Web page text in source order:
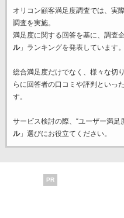
オリコン顧客満足度調査では、実
調査を実施。
満足度に関する回答を基に、調査
ル」ランキングを発表しています。
総合満足度だけでなく、様々な切
らに回答者の口コミや評判といっ
す。
サービス検討の際、“ユーザー満足
ル」選びにお役立てください。
PR